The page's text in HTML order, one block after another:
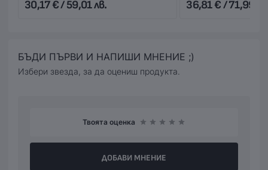
(наложен платеж),или предварително на сайта ни с
30,17 € / 59,01 лв. 36,81 € / 71,99
БЪДИ ПЪРВИ И НАПИШИ МНЕНИЕ ;)
Избери звезда, за да оцениш продукта.
Твоята оценка
ДОБАВИ МНЕНИЕ